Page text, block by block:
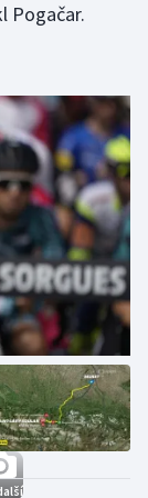
Pogačar.